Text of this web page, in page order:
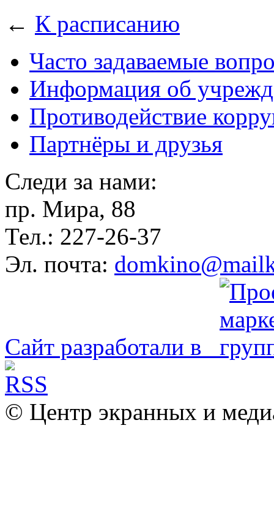
← К расписанию
Часто задаваемые
Информация об
Противодействие
Партнёры и друзья
Следи за нами:
пр. Мира, 88
Тел.: 227-26-37
Эл. почта:
Сайт разработали в
© Центр экранных и